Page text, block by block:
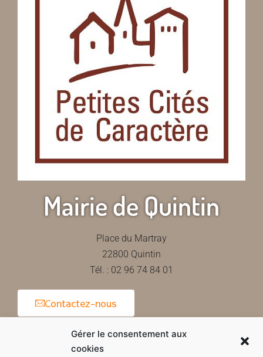
Gérer le consentement aux
cookies
Mairie de Quintin
Place du Martray
22800 Quintin
Tél. : 02 96 74 84 01
Contactez-nous